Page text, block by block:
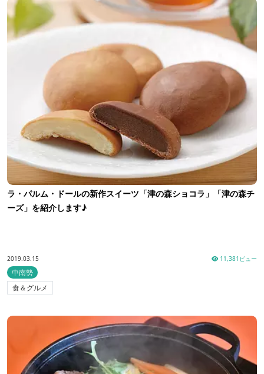
ラ・パルム・ドールの新作スイーツ「津の森ショコラ」「津の森チ
ーズ」を紹介します♪
2019.03.15 11,381ビュー
中南勢
食＆グルメ